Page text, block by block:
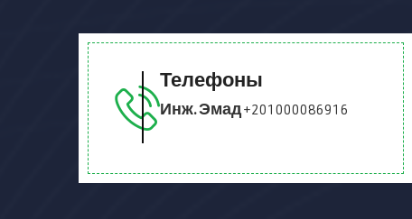
Телефоны
Инж. Эмад+201000086916